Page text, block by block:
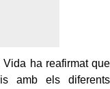
ha reafirmat que
amb els diferents